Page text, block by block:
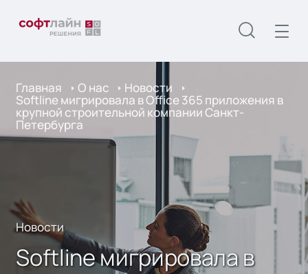
Главная О нас Новости
Softline мигрировала в Office 365 приложения в
крупной строительной компании Санкт-
Петербурга
Новости
Softline мигрировала в